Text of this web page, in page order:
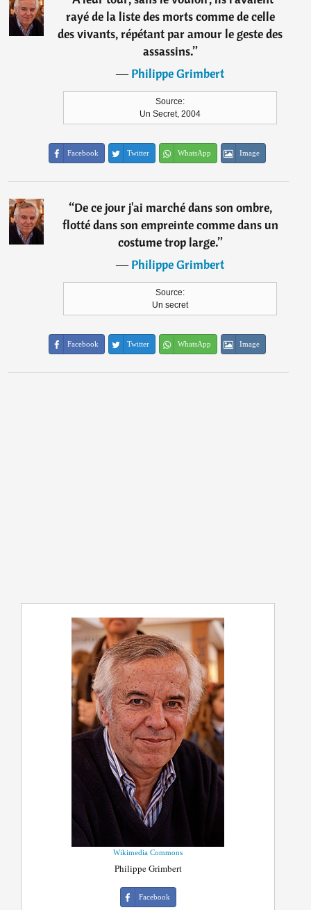
rayé de la liste des morts comme de celle
des vivants, répétant par amour le geste des
assassins.”
―Philippe Grimbert
Source:
Un Secret, 2004
Facebook Twitter WhatsApp Image
“De ce jour j'ai marché dans son ombre,
flotté dans son empreinte comme dans un
costume trop large.”
―Philippe Grimbert
Source:
Un secret
Facebook Twitter WhatsApp Image
Wikimedia Commons
Philippe Grimbert
Facebook